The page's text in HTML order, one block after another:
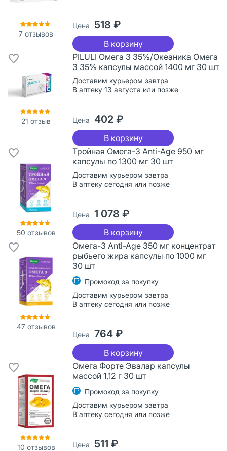
7 отзывов
Цена 518 ₽
В корзину
21 отзыв
PILULI Омега 3 35%/Океаника Омега
3 35% капсулы массой 1400 мг 30 шт
Доставим курьером завтра
В аптеку 13 августа или позже
Цена 402 ₽
В корзину
50 отзывов
Тройная Омега-3 Anti-Age 950 мг
капсулы по 1300 мг 30 шт
Доставим курьером завтра
В аптеку сегодня или позже
Цена 1 078 ₽
В корзину
47отзывов
Омега-3 Anti-Age 350 мг концентрат
рыбьего жира капсулы по 1000 мг
30 шт
Промокод за покупку
Доставим курьером завтра
В аптеку сегодня или позже
Цена 764 ₽
В корзину
10 отзывов
Омега Форте Эвалар капсулы
массой 1,12 г 30 шт
Промокод за покупку
Доставим курьером завтра
В аптеку сегодня или позже
Цена 511 ₽